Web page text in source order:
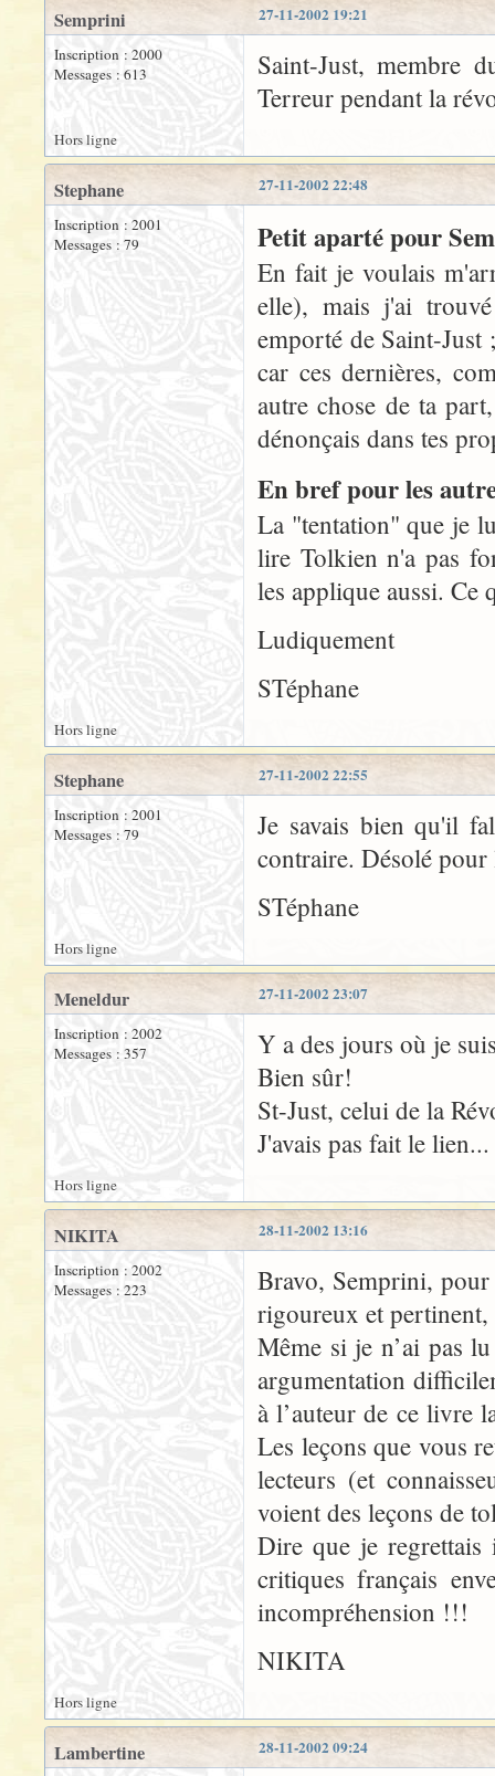
27-11-2002 19:21
Semprini
Inscription : 2000
Messages : 613
Saint-Just, membre
Terreur pendant la
Hors ligne
27-11-2002 22:48
Stephane
Inscription : 2001
Messages : 79
Petit aparté pour
En fait je voulais
elle), mais j'ai
emporté de Saint-Just
car ces dernières,
autre chose de ta
dénonçais dans tes
En bref pour les
La "tentation" que je
lire Tolkien n'a pas
les applique aussi. Ce
Ludiquement
STéphane
Hors ligne
27-11-2002 22:55
Stephane
Inscription : 2001
Messages : 79
Je savais bien qu'il
contraire. Désolé pour
STéphane
Hors ligne
27-11-2002 23:07
Meneldur
Inscription : 2002
Messages : 357
Y a des jours où je
Bien sûr!
St-Just, celui de la
J'avais pas fait le lien...
Hors ligne
28-11-2002 13:16
NIKITA
Inscription : 2002
Messages : 223
Bravo, Semprini,
rigoureux et
Même si je n’ai pas
argumentation
à l’auteur de ce livre
Les leçons que vous
lecteurs (et
voient des leçons de
Dire que je regrettais
critiques français
incompréhension !!!
NIKITA
Hors ligne
28-11-2002 09:24
Lambertine